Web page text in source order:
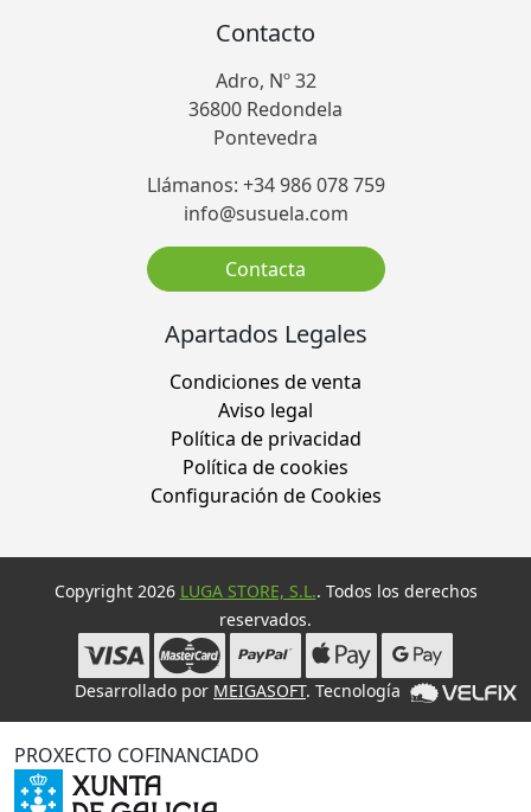
Contacto
Adro, Nº 32
36800 Redondela
Pontevedra
Llámanos: +34 986 078 759
info@susuela.com
Contacta
Apartados Legales
Condiciones de venta
Aviso legal
Política de privacidad
Política de cookies
Configuración de Cookies
Copyright 2026 LUGA STORE, S.L.. Todos los derechos
reservados.
Desarrollado por MEIGASOFT. Tecnología
PROXECTO COFINANCIADO